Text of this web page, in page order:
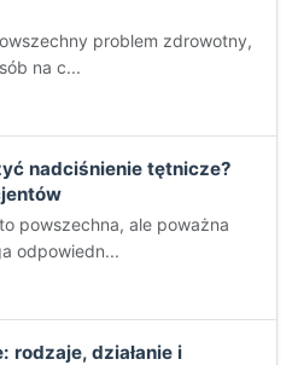
problem zdrowotny,
na c...
nadciśnienie tętnicze?
powszechna, ale poważna
odpowiedn...
rodzaje, działanie i